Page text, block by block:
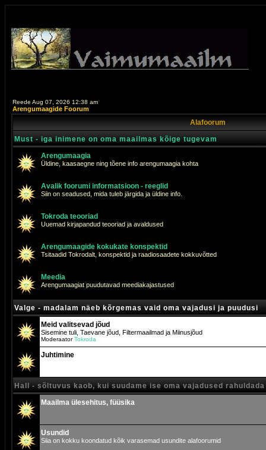
Reede Aug 07, 2026 12:38 am
Arengumaagide Foorum
Alafoorum
Must - iga inimene on oma maailmas kõige tugevam
Arengumaagia
Üldine, kaasaegne ning tõene info arengumaagia kohta
Avalik foorumi informatsioon - reeglid
Siin on seadused, mida tuleb järgida ja üldine info.
Tokroda teooriad
Uuemad kirjapandud teooriad ja avaldused
Arengumaagide kokukate konspektid
Tsitaadid Tokrodalt, konspektid ja raadiosaadete kokkuvõtted
Meedia
Arengumaagiat puudutavad meediakajastused
Valge - madalam näeb kõrgemas vaid oma vajadusi ja puudusi
Meid valitsevad jõud
Sisemine tuli, Taevane jõud, Filtermaailmad ja Miinusjõud
ModeraatorTokroda
Juhtimine
Hall - sõltuvus kaob, kui suudame ise oma vajadused rahuldada
Maailma ülesehitus, füüsika
Usundid
Siia on kokku koondatud kõik varasemad usundite alafoorumid